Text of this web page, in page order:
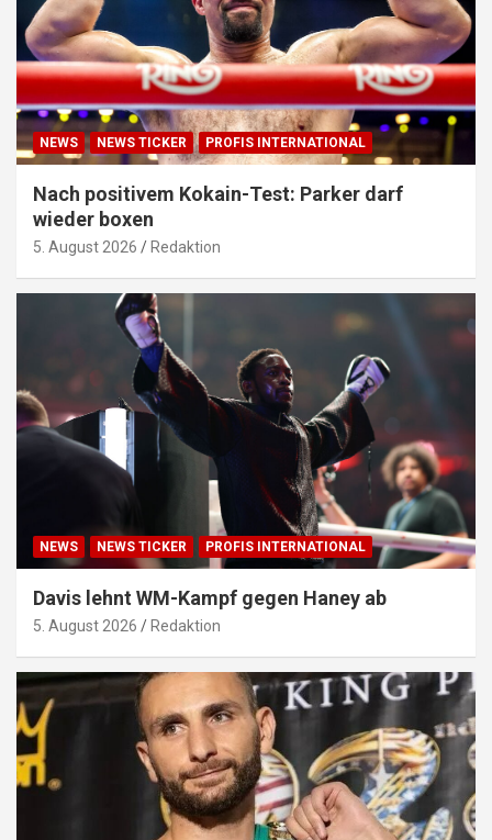
NEWS NEWS TICKER PROFIS INTERNATIONAL
Nach positivem Kokain-Test: Parker darf
wieder boxen
5. August 2026 Redaktion
NEWS NEWS TICKER PROFIS INTERNATIONAL
Davis lehnt WM-Kampf gegen Haney ab
5. August 2026 Redaktion